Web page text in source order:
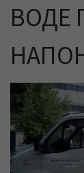
ВОДЕ